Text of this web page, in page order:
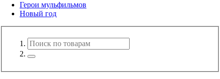
Герои мульфильмов
Новый год